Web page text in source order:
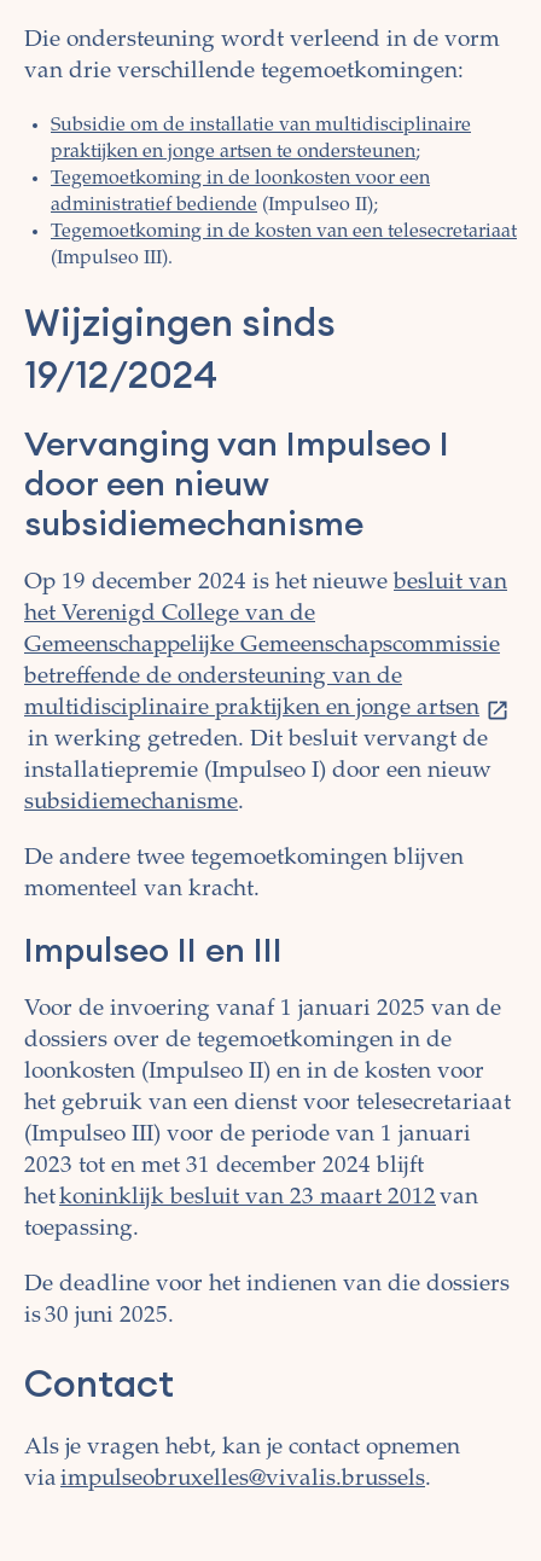
Die ondersteuning wordt verleend in de vorm
van drie verschillende tegemoetkomingen:
Subsidie om de installatie van multidisciplinaire
praktijken en jonge artsen te ondersteunen;
Tegemoetkoming in de loonkosten voor een
administratief bediende (Impulseo II);
Tegemoetkoming in de kosten van een telesecretariaat
(Impulseo III).
Wijzigingen sinds
19/12/2024
Vervanging van Impulseo I
door een nieuw
subsidiemechanisme
Op 19 december 2024 is het nieuwe besluit van
het Verenigd College van de
Gemeenschappelijke Gemeenschapscommissie
betreffende de ondersteuning van de
multidisciplinaire praktijken en jonge artsen
in werking getreden. Dit besluit vervangt de
installatiepremie (Impulseo I) door een nieuw
subsidiemechanisme.
De andere twee tegemoetkomingen blijven
momenteel van kracht.
Impulseo II en III
Voor de invoering vanaf 1 januari 2025 van de
dossiers over de tegemoetkomingen in de
loonkosten (Impulseo II) en in de kosten voor
het gebruik van een dienst voor telesecretariaat
(Impulseo III) voor de periode van 1 januari
2023 tot en met 31 december 2024 blijft
hetkoninklijk besluit van 23 maart 2012 van
toepassing.
De deadline voor het indienen van die dossiers
is 30 juni 2025.
Contact
Als je vragen hebt, kan je contact opnemen
via impulseobruxelles@vivalis.brussels.